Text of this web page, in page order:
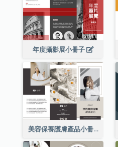
年度攝影展小冊子
美容保養護膚產品小冊子